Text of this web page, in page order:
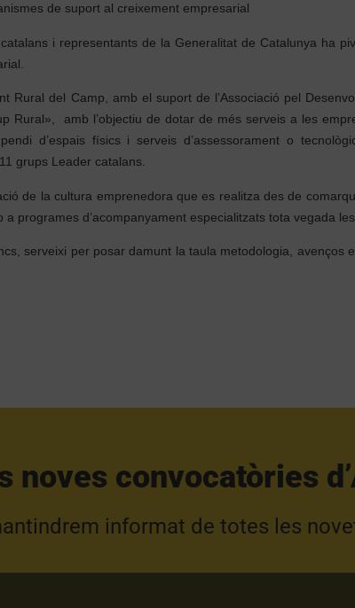
de suport al creixement empresarial
i representants de la Generalitat de Catalunya ha
Rural del Camp, amb el suport de l’Associació pel
Rural», amb l’objectiu de dotar de més serveis a les
d’espais físics i serveis d’assessorament o
grups Leader catalans.
de la cultura emprenedora que es realitza des de
programes d’acompanyament especialitzats tota vegada
serveixi per posar damunt la taula metodologia, avenços
noves convocatòries
informat de totes les